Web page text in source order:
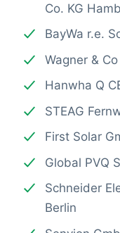
Co. KG
BayWa r.e.
Wagner &
Hanwha Q
STEAG
First Solar
Global PVQ
Schneider
Berlin